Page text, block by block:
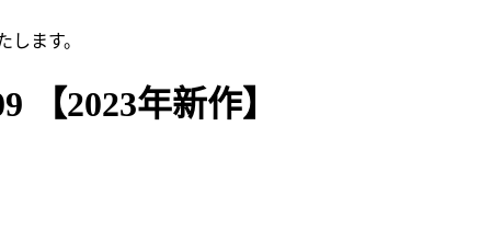
ます。
【2023年新作】